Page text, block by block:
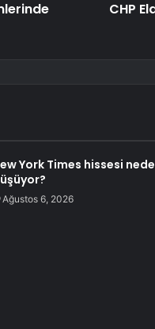
CHP
York Times hissesi
Ağustos 6, 2026